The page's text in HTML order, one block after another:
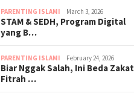
PARENTING ISLAMI March 3, 2026
STAM & SEDH, Program Digital
yang B…
PARENTING ISLAMI February 24, 2026
Biar Nggak Salah, Ini Beda Zakat
Fitrah …